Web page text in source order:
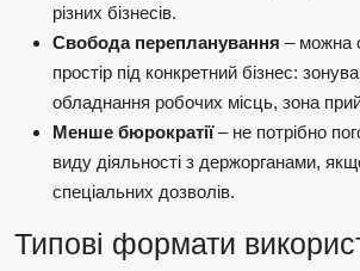
різних бізнесів.
Свобода перепланування – можна
простір під конкретний бізнес:
обладнання робочих місць, зона
Менше бюрократії– не потрібно
виду діяльності з держорганами,
спеціальних дозволів.
Типові формати